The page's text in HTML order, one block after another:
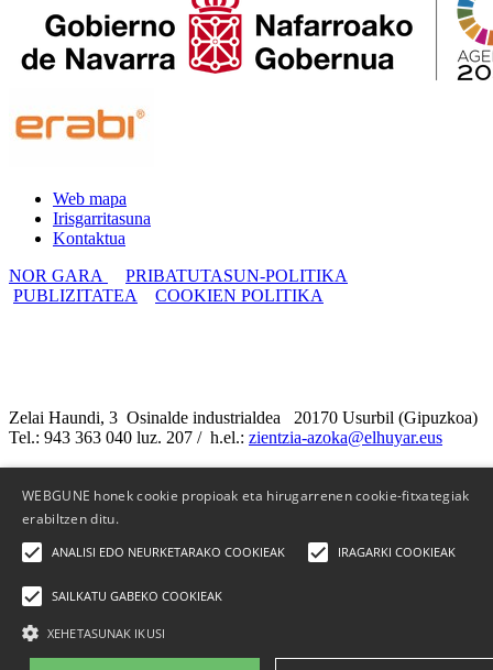
Web mapa
Irisgarritasuna
Kontaktua
NOR GARA
PRIBATUTASUN-POLITIKA
PUBLIZITATEA
COOKIEN POLITIKA
Zelai Haundi, 3 Osinalde industrialdea 20170 Usurbil (Gipuzkoa)
Tel.: 943 363 040 luz. 207 / h.el.: zientzia-azoka@elhuyar.eus
WEBGUNE honek cookie propioak eta hirugarrenen cookie-fitxategiak
erabiltzen ditu.
ANALISI EDO NEURKETARAKO COOKIEAK IRAGARKI COOKIEAK
SAILKATU GABEKO COOKIEAK
XEHETASUNAK IKUSI